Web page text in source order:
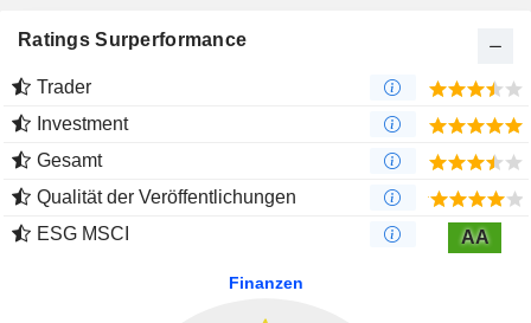
Ratings Surperformance
Trader
Investment
Gesamt
Qualität der Veröffentlichungen
ESG MSCI
AA